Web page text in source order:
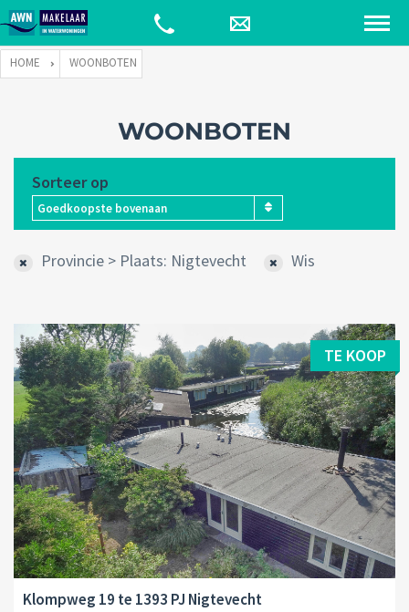
HOME WOONBOTEN
WOONBOTEN
Sorteer op
Goedkoopste bovenaan
Provincie > Plaats: Nigtevecht Wis
TE KOOP
Klompweg 19 te 1393 PJ Nigtevecht